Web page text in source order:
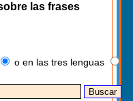
las frases
o en las tres lenguas